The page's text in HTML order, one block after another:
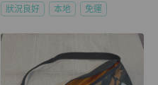
狀況良好 本地 免運